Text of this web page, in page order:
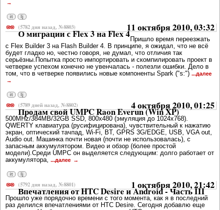
it lj
11 октября 2010, 03:32
(5782 дня назад, №8803)
О миграции с Flex 3 на Flex 4Пришло время переезжать
с Flex Builder 3 на Flash Builder 4. В принципе, я ожидал, что не всё
будет гладко но, честно говоря, не думал, что отличия так
серьёзны.Попытка просто импортировать и скомпилировать проект в
четверке успехом конечно не увенчалась - полезли ошибки. Дело в
том, что в четверке появились новые компоненты Spark ("s:") ...далее
it lj
4 октября 2010, 01:25
(5789 дней назад, №8802)
Продам свой UMPC Raon Everun (Win XP)
500MHz/384MB/32GB SSD, 800x480 (эмуляция до 1024x768).
QWERTY клавиатура (русифицирована), чувствительный к нажатию
экран, оптический тачпад, Wi-Fi, BT, GPRS 3G/EDGE, USB, VGA out,
Audio out. Машинка почти новая (почти не использовалась), с
запасным аккумулятором. Видео и обзор (более простой
модели).Среди UMPC он выделяется следующим: долго работает от
аккумулятора, ...далее
it lj
1 октября 2010, 21:42
(5792 дня назад, №8801)
Впечатления от HTC Desire и Android - Часть III
Прошло уже порядочно времени с того момента, как я в последний
раз делился впечатлениями от HTC Desire. Сегодня добавлю еще